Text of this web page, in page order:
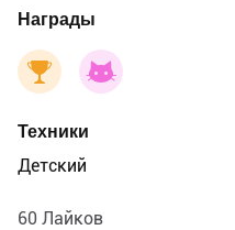
Награды
Техники
Детский
60 Лайков